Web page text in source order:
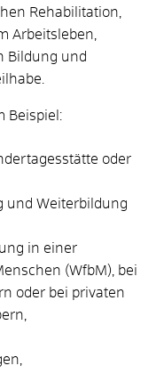
Rehabilitation,
Arbeitsleben,
Bildung und
Beispiel:
oder
und Weiterbildung
in einer
(WfbM), bei
oder bei privaten